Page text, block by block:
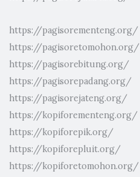
https://pagisorementeng.org/
https://pagisoretomohon.org/
https://pagisorebitung.org/
https://pagisorepadang.org/
https://pagisorejateng.org/
https://kopiforementeng.org/
https://kopiforepik.org/
https://kopiforepluit.org/
https://kopiforetomohon.org/